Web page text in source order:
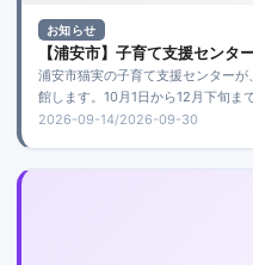
お知らせ
【浦安市】子育て支援セン
浦安市猫実の子育て支援センター
館します。10月1日から12月下旬ま
部事業を縮小して実施します。
2026-09-14/2026-09-30